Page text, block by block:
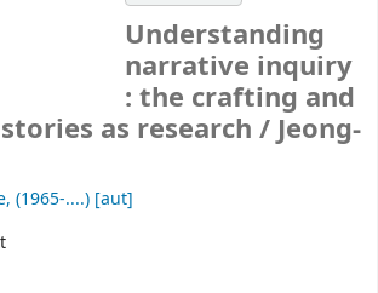
Understanding
narrative inquiry
: the crafting and
as research / Jeong-
, (1965-....) [aut]